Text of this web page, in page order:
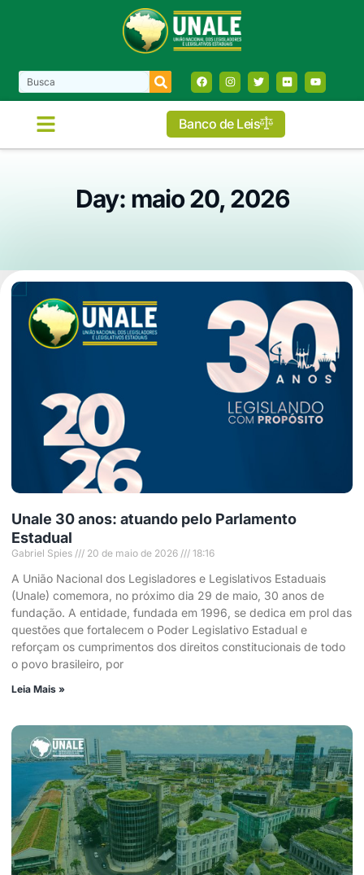
Banco de Leis
Day: maio 20, 2026
Unale 30 anos: atuando pelo Parlamento
Estadual
Gabriel Spies 20 de maio de 2026 18:16
A União Nacional dos Legisladores e Legislativos Estaduais
(Unale) comemora, no próximo dia 29 de maio, 30 anos de
fundação. A entidade, fundada em 1996, se dedica em prol das
questões que fortalecem o Poder Legislativo Estadual e
reforçam os cumprimentos dos direitos constitucionais de todo
o povo brasileiro, por
Leia Mais »